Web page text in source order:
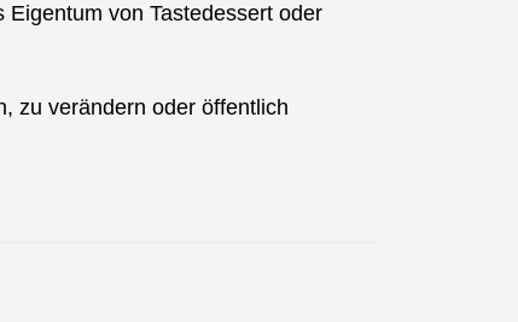
von Tastedessert oder
zu verändern oder öffentlich